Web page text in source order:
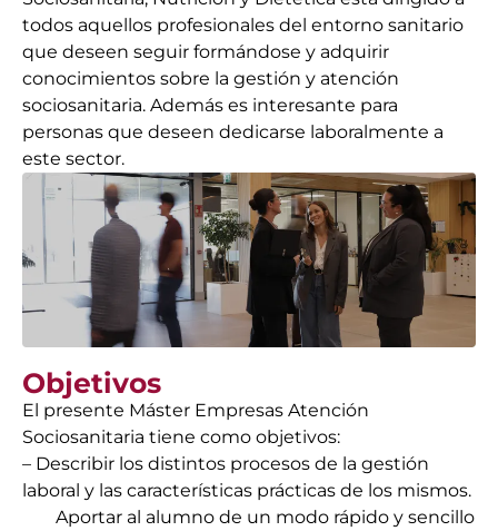
todos aquellos profesionales del entorno sanitario
que deseen seguir formándose y adquirir
conocimientos sobre la gestión y atención
sociosanitaria. Además es interesante para
personas que deseen dedicarse laboralmente a
este sector.
Objetivos
El presente Máster Empresas Atención
Sociosanitaria tiene como objetivos:
– Describir los distintos procesos de la gestión
laboral y las características prácticas de los mismos.
Aportar al alumno de un modo rápido y sencillo